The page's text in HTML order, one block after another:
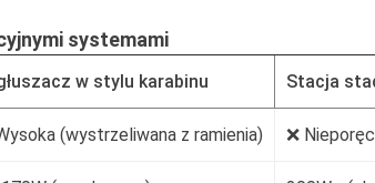
systemami
w stylu karabinu Stacja
(wystrzeliwana z ramienia) ❌